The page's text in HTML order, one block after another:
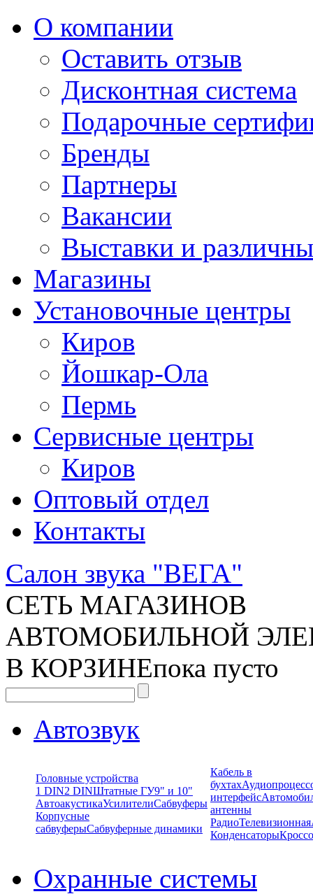
О компании
Оставить отзыв
Дисконтная система
Подарочные
Бренды
Партнеры
Вакансии
Выставки и
Магазины
Установочные центры
Киров
Йошкар-Ола
Пермь
Сервисные центры
Киров
Оптовый отдел
Контакты
Салон звука "ВЕГА"
СЕТЬ МАГАЗИНОВ
АВТОМОБИЛЬНОЙ
В КОРЗИНЕпока пусто
Автозвук
Головные устройства
1 DIN2 DINШтатные ГУ9" и 10"
АвтоакустикаУсилителиСабвуферы
Корпусные
сабвуферыСабвуферные динамики
Кабель в
бухтах
интерфейс
антенны
РадиоТелевизионная
Конденсаторы
Охранные системы